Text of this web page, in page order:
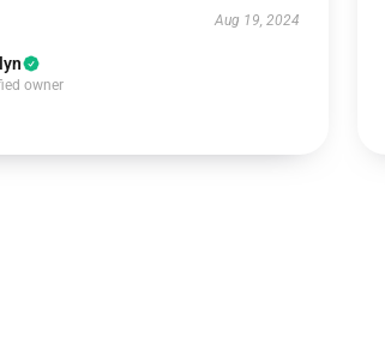
Aug 19, 2024
owner